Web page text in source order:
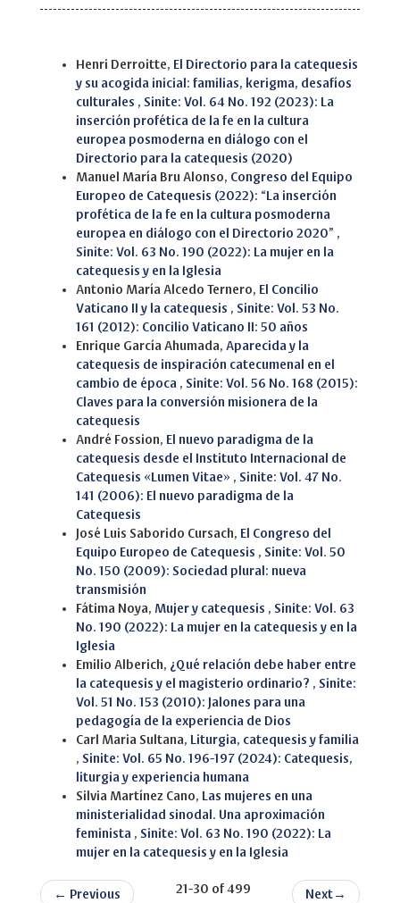
Henri Derroitte, El Directorio para la catequesis
y su acogida inicial: familias, kerigma, desafíos
culturales , Sinite: Vol. 64 No. 192 (2023): La
inserción profética de la fe en la cultura
europea posmoderna en diálogo con el
Directorio para la catequesis (2020)
Manuel María Bru Alonso, Congreso del Equipo
Europeo de Catequesis (2022): “La inserción
profética de la fe en la cultura posmoderna
europea en diálogo con el Directorio 2020” ,
Sinite: Vol. 63 No. 190 (2022): La mujer en la
catequesis y en la Iglesia
Antonio María Alcedo Ternero, El Concilio
Vaticano II y la catequesis , Sinite: Vol. 53 No.
161 (2012): Concilio Vaticano II: 50 años
Enrique García Ahumada, Aparecida y la
catequesis de inspiración catecumenal en el
cambio de época , Sinite: Vol. 56 No. 168 (2015):
Claves para la conversión misionera de la
catequesis
André Fossion, El nuevo paradigma de la
catequesis desde el Instituto Internacional de
Catequesis «Lumen Vitae» , Sinite: Vol. 47 No.
141 (2006): El nuevo paradigma de la
Catequesis
José Luis Saborido Cursach, El Congreso del
Equipo Europeo de Catequesis , Sinite: Vol. 50
No. 150 (2009): Sociedad plural: nueva
transmisión
Fátima Noya, Mujer y catequesis , Sinite: Vol. 63
No. 190 (2022): La mujer en la catequesis y en la
Iglesia
Emilio Alberich, ¿Qué relación debe haber entre
la catequesis y el magisterio ordinario? , Sinite:
Vol. 51 No. 153 (2010): Jalones para una
pedagogía de la experiencia de Dios
Carl Maria Sultana, Liturgia, catequesis y familia
, Sinite: Vol. 65 No. 196-197 (2024): Catequesis,
liturgia y experiencia humana
Silvia Martínez Cano, Las mujeres en una
ministerialidad sinodal. Una aproximación
feminista , Sinite: Vol. 63 No. 190 (2022): La
mujer en la catequesis y en la Iglesia
← Previous 21-30 of 499 Next →